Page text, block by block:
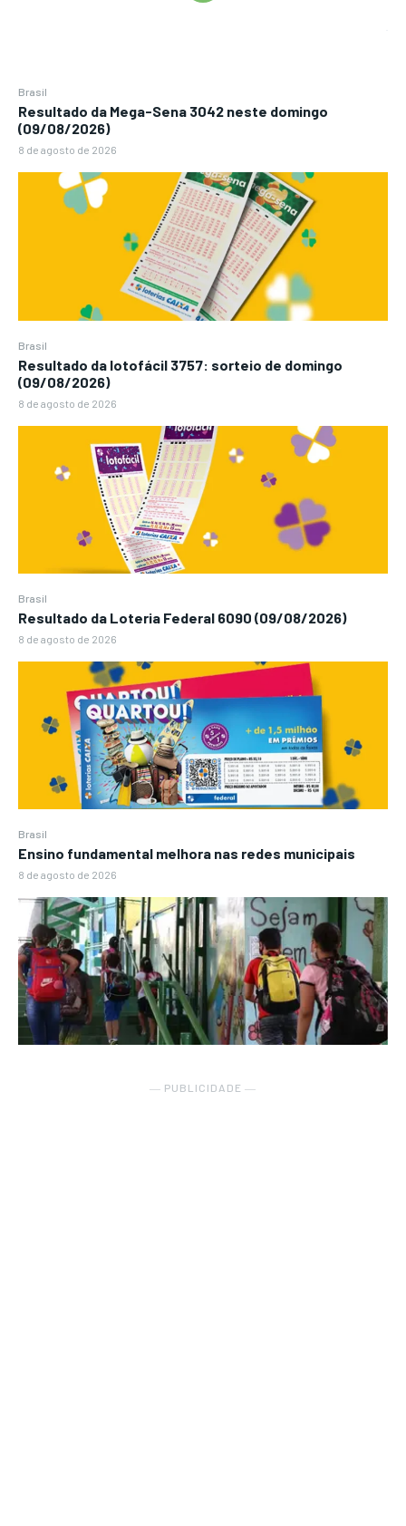
Brasil
Resultado da Mega-Sena 3042 neste domingo
(09/08/2026)
8 de agosto de 2026
Brasil
Resultado da lotofácil 3757: sorteio de domingo
(09/08/2026)
8 de agosto de 2026
Brasil
Resultado da Loteria Federal 6090 (09/08/2026)
8 de agosto de 2026
Brasil
Ensino fundamental melhora nas redes municipais
8 de agosto de 2026
― PUBLICIDADE ―